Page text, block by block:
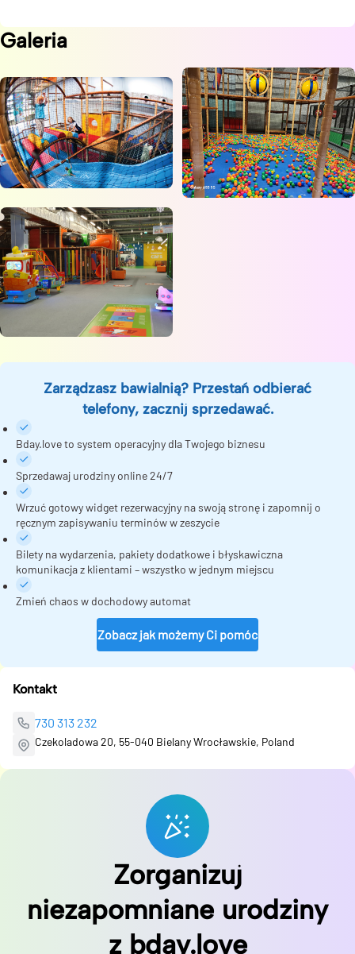
Galeria
Zarządzasz bawialnią? Przestań odbierać
telefony, zacznij sprzedawać.
Bday.love to system operacyjny dla Twojego biznesu
Sprzedawaj urodziny online 24/7
Wrzuć gotowy widget rezerwacyjny na swoją stronę i zapomnij o
ręcznym zapisywaniu terminów w zeszycie
Bilety na wydarzenia, pakiety dodatkowe i błyskawiczna
komunikacja z klientami – wszystko w jednym miejscu
Zmień chaos w dochodowy automat
Zobacz jak możemy Ci pomóc
Kontakt
730 313 232
Czekoladowa 20, 55-040 Bielany Wrocławskie, Poland
Zorganizuj
niezapomniane urodziny
z bday.love